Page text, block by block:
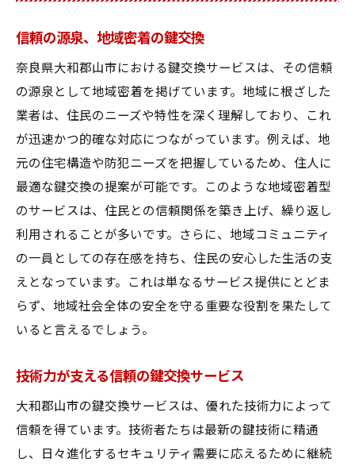
信頼の源泉、地域密着の鍵交換
奈良県大和郡山市における鍵交換サービスは、その信頼
の源泉として地域密着を掲げています。地域に根ざした
業者は、住民のニーズや特性を深く理解しており、これ
が迅速かつ的確な対応につながっています。例えば、地
元の住宅構造や防犯ニーズを把握しているため、住人に
最適な鍵交換の提案が可能です。このような地域密着型
のサービスは、住民との信頼関係を築き上げ、繰り返し
利用されることが多いです。さらに、地域コミュニティ
の一員としての存在感を持ち、住民の安心した生活の支
えとなっています。これは単なるサービス提供にとどま
らず、地域社会全体の安全を守る重要な役割を果たして
いると言えるでしょう。
技術力が支える信頼の鍵交換サービス
大和郡山市の鍵交換サービスは、優れた技術力によって
信頼を得ています。技術者たちは最新の鍵技術に精通
し、日々進化するセキュリティ需要に応えるために継続